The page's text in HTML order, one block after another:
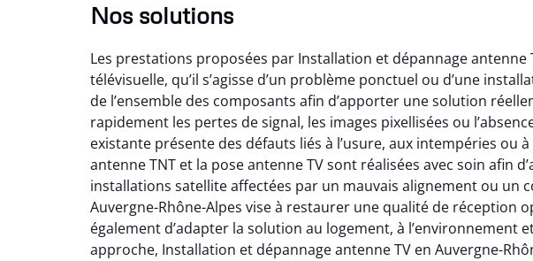
Nos solutions
Les prestations proposées par Installation et dépannage antenne
télévisuelle, qu’il s’agisse d’un problème ponctuel ou d’une
de l’ensemble des composants afin d’apporter une solution
rapidement les pertes de signal, les images pixellisées ou
existante présente des défauts liés à l’usure, aux intempéries ou
antenne TNT et la pose antenne TV sont réalisées avec soin afin
installations satellite affectées par un mauvais alignement ou un
Auvergne-Rhône-Alpes vise à restaurer une qualité de réception
également d’adapter la solution au logement, à
approche, Installation et dépannage antenne TV en Auvergne-